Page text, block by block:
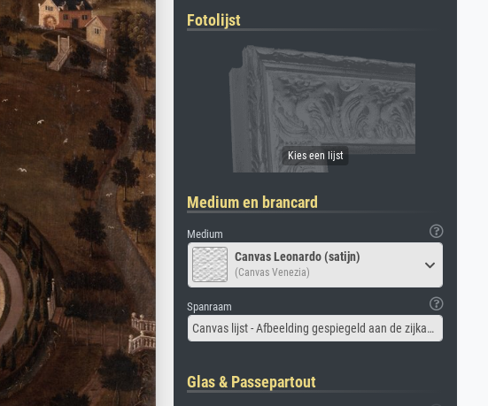
Fotolijst
Medium en brancard
Medium
Canvas Leonardo (satijn)
(Canvas Venezia)
Spanraam
Canvas lijst - Afbeelding gespiegeld aan de zijkant
Glas & Passepartout